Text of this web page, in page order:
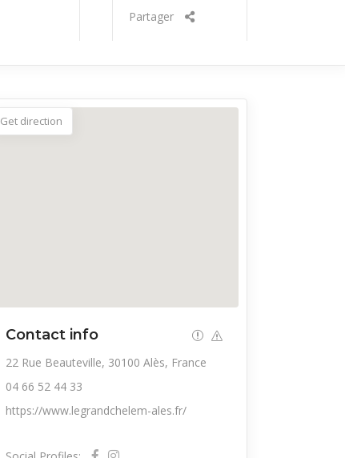
Get direction
Contact info
22 Rue Beauteville, 30100 Alès, France
04 66 52 44 33
https://www.legrandchelem-ales.fr/